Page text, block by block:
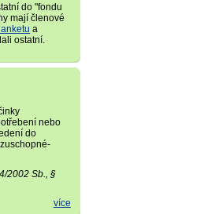
do "fondu
mají členové
a
ostatní.
nebo
do
2002 Sb., §
více